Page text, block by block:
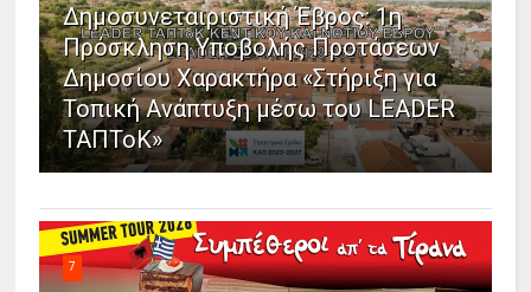
Δημοσυνεταιριστική Έβρος: 1η
Πρόσκληση Υποβολής Προτάσεων
Δημοσίου Χαρακτήρα «Στήριξη για
Τοπική Ανάπτυξη μέσω του LEADER
ΤΑΠΤοΚ»
7